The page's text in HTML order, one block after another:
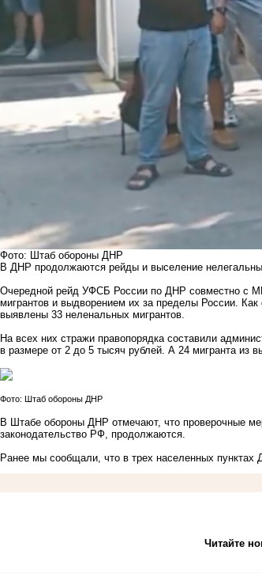
Фото: Штаб обороны ДНР
В ДНР продолжаются рейды и выселение
Очередной рейд УФСБ России по ДНР совместно с
мигрантов и выдворением их за пределы России.
выявлены 33 неленальных мигрантов.
На всех них стражи правопорядка составили
в размере от 2 до 5 тысяч рублей. А 24 мигранта из
Фото: Штаб обороны ДНР
В Штабе обороны ДНР отмечают, что проверочные
законодательство РФ, продолжаются.
Ранее мы сообщали, что в трех населенных
Читайте